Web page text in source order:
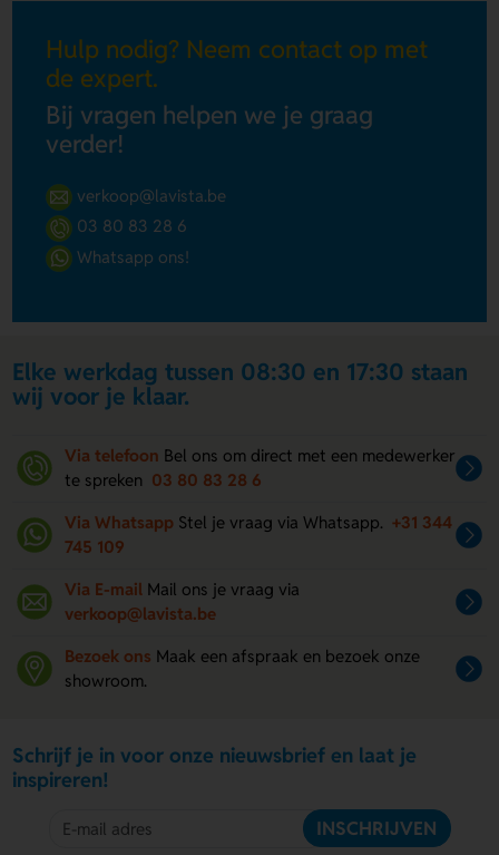
Hulp nodig? Neem contact op met
de expert.
Bij vragen helpen we je graag
verder!
verkoop@lavista.be
03 80 83 28 6
Whatsapp ons!
Elke werkdag tussen 08:30 en 17:30 staan
wij voor je klaar.
Via telefoon Bel ons om direct met een medewerker
te spreken 03 80 83 28 6
Via Whatsapp Stel je vraag via Whatsapp. +31 344
745 109
Via E-mail Mail ons je vraag via
verkoop@lavista.be
Bezoek ons Maak een afspraak en bezoek onze
showroom.
Schrijf je in voor onze nieuwsbrief en laat je
inspireren!
INSCHRIJVEN